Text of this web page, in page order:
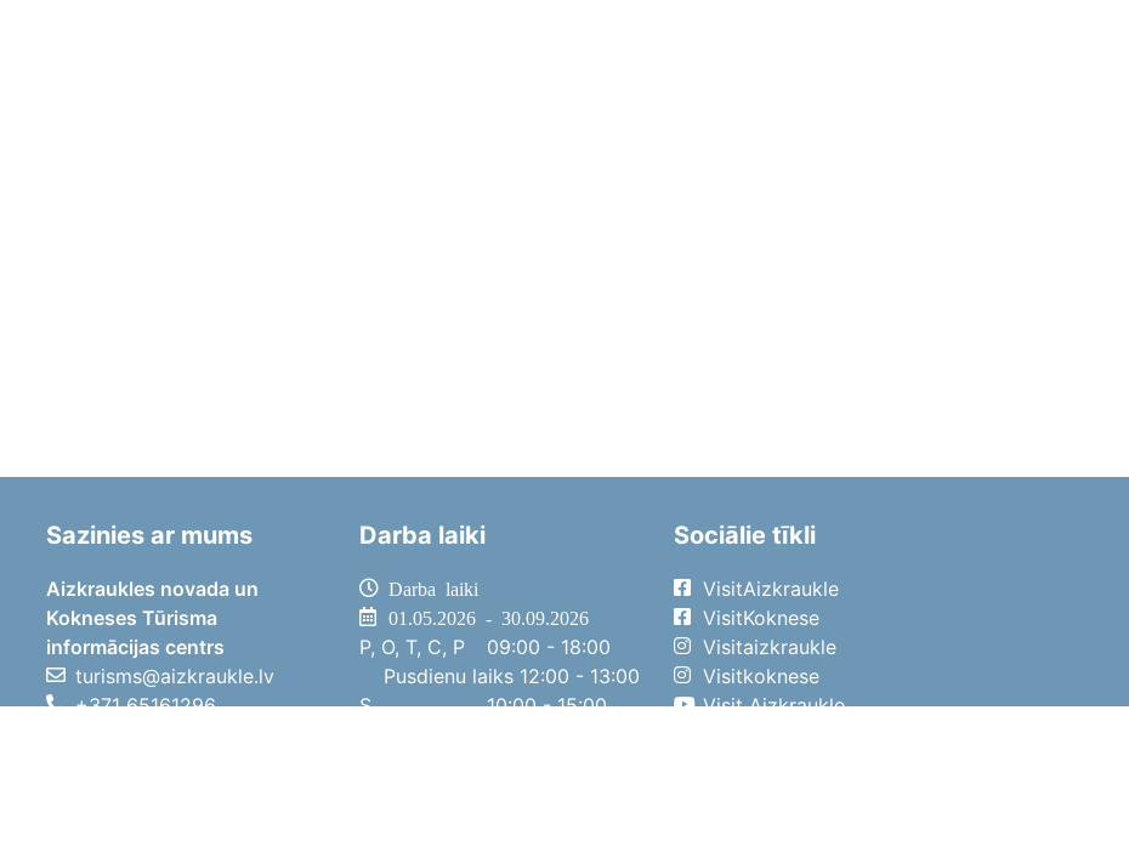
Sazinies ar mums
Aizkraukles novada un
Kokneses Tūrisma
informācijas centrs
turisms@aizkraukle.lv
+371 65161296
Darba laiki
Darba laiki
01.05.2026 - 30.09.2026
P, O, T, C, P
09:00 - 18:00
Pusdienu laiks 12:00 - 13:00
S
10:00 - 15:00
Sociālie tīkli
VisitAizkraukle
VisitKoknese
Visitaizkraukle
Visitkoknese
Visit Aizkraukle